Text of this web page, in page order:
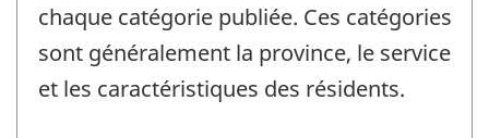
chaque catégorie publiée. Ces catégories
sont généralement la province, le service
et les caractéristiques des résidents.